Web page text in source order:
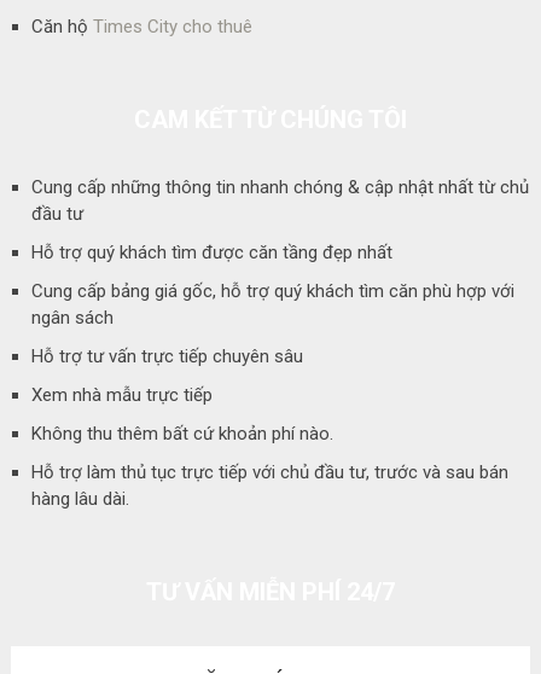
Căn hộ Times City cho thuê
Cung cấp những thông tin nhanh chóng & cập nhật nhất từ chủ
đầu tư
Hỗ trợ quý khách tìm được căn tầng đẹp nhất
Cung cấp bảng giá gốc, hỗ trợ quý khách tìm căn phù hợp với
ngân sách
Hỗ trợ tư vấn trực tiếp chuyên sâu
Xem nhà mẫu trực tiếp
Không thu thêm bất cứ khoản phí nào.
Hỗ trợ làm thủ tục trực tiếp với chủ đầu tư, trước và sau bán
hàng lâu dài.